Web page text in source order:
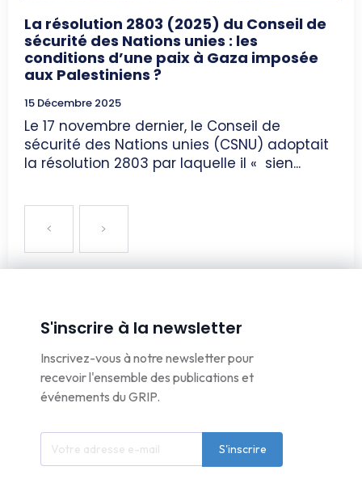
La résolution 2803 (2025) du Conseil de
sécurité des Nations unies : les
conditions d’une paix à Gaza imposée
aux Palestiniens ?
15 Décembre 2025
Le 17 novembre dernier, le Conseil de
sécurité des Nations unies (CSNU) adoptait
la résolution 2803 par laquelle il « sien...
S'inscrire à la newsletter
Inscrivez-vous à notre newsletter pour
recevoir l'ensemble des publications et
événements du GRIP.
S'inscrire